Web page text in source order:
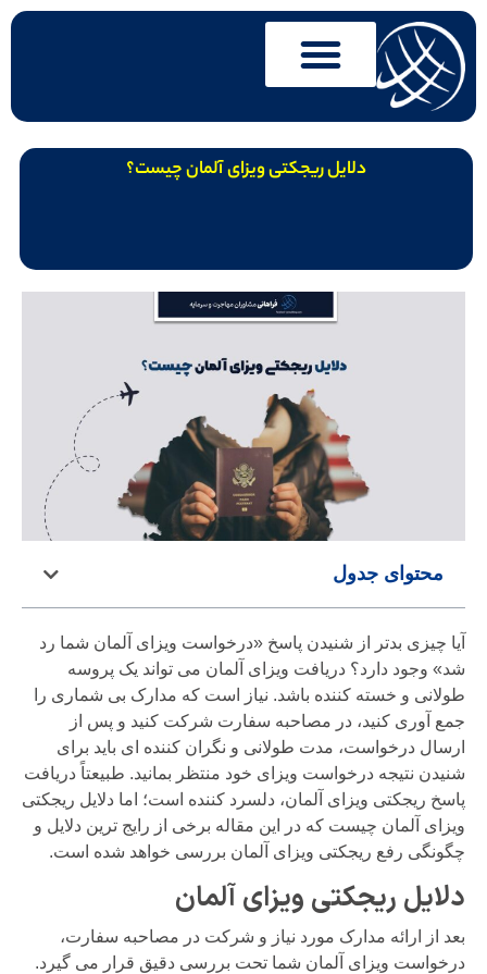
دلایل ریجکتی ویزای آلمان چیست؟
محتوای جدول
آیا چیزی بدتر از شنیدن پاسخ «درخواست ویزای آلمان شما رد
شد» وجود دارد؟ دریافت ویزای آلمان می تواند یک پروسه
طولانی و خسته کننده باشد. نیاز است که مدارک بی شماری را
جمع آوری کنید، در مصاحبه سفارت شرکت کنید و پس از
ارسال درخواست، مدت طولانی و نگران کننده ای باید برای
شنیدن نتیجه درخواست ویزای خود منتظر بمانید. طبیعتاً دریافت
پاسخ ریجکتی ویزای آلمان، دلسرد کننده است؛ اما دلایل ریجکتی
ویزای آلمان چیست که در این مقاله برخی از رایج ترین دلایل و
چگونگی رفع ریجکتی ویزای آلمان بررسی خواهد شده است.
دلایل ریجکتی ویزای آلمان
بعد از ارائه مدارک مورد نیاز و شرکت در مصاحبه سفارت،
درخواست ویزای آلمان شما تحت بررسی دقیق قرار می گیرد.